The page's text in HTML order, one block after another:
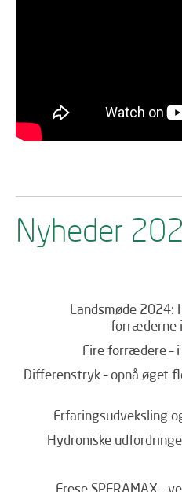
Nyheder
Landsmøde 2024:
forræderne
Fire forrædere –
Differenstryk – opnå øget
Erfaringsudveksling
Hydroniske
Frese SPERAMAX –